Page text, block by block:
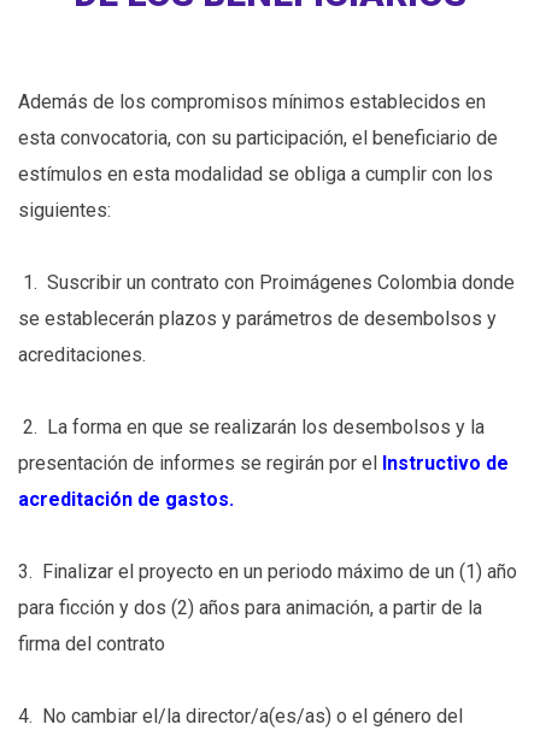
Además de los compromisos mínimos establecidos en
esta convocatoria, con su participación, el beneficiario de
estímulos en esta modalidad se obliga a cumplir con los
siguientes:
1. Suscribir un contrato con Proimágenes Colombia donde
se establecerán plazos y parámetros de desembolsos y
acreditaciones.
2. La forma en que se realizarán los desembolsos y la
presentación de informes se regirán por el
Instructivo de
acreditación de gastos.
3. Finalizar el proyecto en un periodo máximo de un (1) año
para ficción y dos (2) años para animación, a partir de la
firma del contrato
4. No cambiar el/la director/a(es/as) o el género del